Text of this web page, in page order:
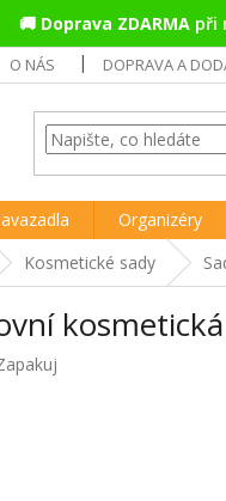
🚚 Doprava ZDARMApři
O NÁS DOPRAVA A
Organizéry
Kosmetické sady